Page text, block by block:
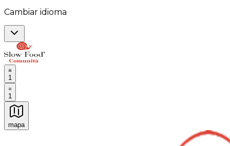
Cambiar idioma
1
1
mapa
Experiencias culinarias inolvidables: Experiencias